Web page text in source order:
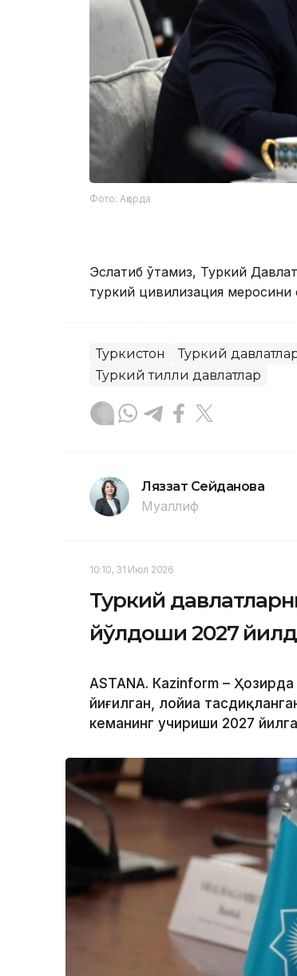
Фото: Ақорда
Эслатиб ўтамиз, Туркий
туркий цивилизация меросини
Туркистон Туркий
Туркий тилли давлатлар
Ляззат Сейданова
Муаллиф
10:10, 31 Июл 2026
Туркий
йўлдоши 2027
ASTANА. Кazinform –
йиғилган, лойиҳа
кеманинг учириши 2027